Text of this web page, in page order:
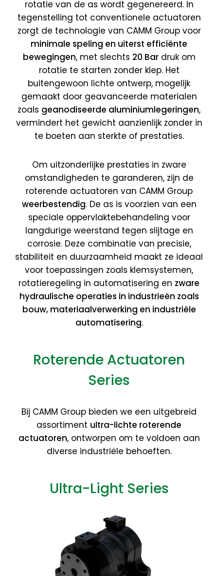
rotatie van de as wordt gegenereerd. In
tegenstelling tot conventionele actuatoren
zorgt de technologie van CAMM Group voor
minimale speling en uiterst efficiënte
bewegingen, met slechts 20 Bardruk om
rotatie te starten zonder klep. Het
buitengewoon lichte ontwerp, mogelijk
gemaakt door geavanceerde materialen
zoals geanodiseerde aluminiumlegeringen,
vermindert het gewicht aanzienlijk zonder in
te boeten aan sterkte of prestaties.
Om uitzonderlijke prestaties in zware
omstandigheden te garanderen, zijn de
roterende actuatoren van CAMM Group
weerbestendig. De as is voorzien van een
speciale oppervlaktebehandeling voor
langdurige weerstand tegen slijtage en
corrosie. Deze combinatie van precisie,
stabiliteit en duurzaamheid maakt ze ideaal
voor toepassingen zoals klemsystemen,
rotatieregeling in automatisering en zware
hydraulische operaties in industrieën zoals
bouw, materiaalverwerking en industriële
automatisering.
Roterende Actuatoren
Series
Bij CAMM Group bieden we een uitgebreid
assortiment ultra-lichte roterende
actuatoren, ontworpen om te voldoen aan
diverse industriële behoeften.
Ultra-Light Series